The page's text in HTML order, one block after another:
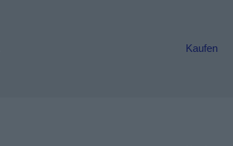
Kaufen